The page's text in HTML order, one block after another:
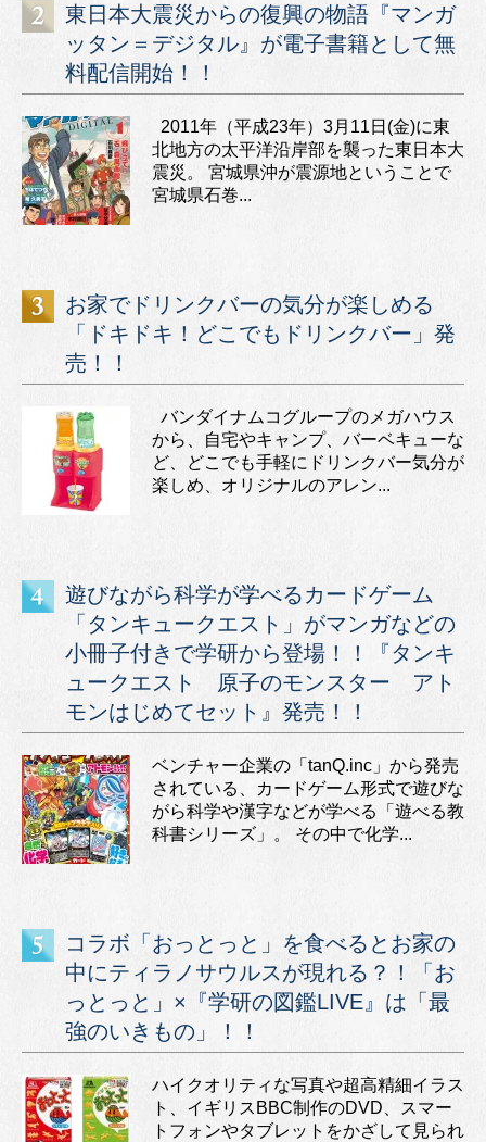
東日本大震災からの復興の物語『マンガ
ッタン＝デジタル』が電子書籍として無
料配信開始！！
2011年（平成23年）3月11日(金)に東
北地方の太平洋沿岸部を襲った東日本大
震災。 宮城県沖が震源地ということで
宮城県石巻...
お家でドリンクバーの気分が楽しめる
「ドキドキ！どこでもドリンクバー」発
売！！
バンダイナムコグループのメガハウス
から、自宅やキャンプ、バーベキューな
ど、どこでも手軽にドリンクバー気分が
楽しめ、オリジナルのアレン...
遊びながら科学が学べるカードゲーム
「タンキュークエスト」がマンガなどの
小冊子付きで学研から登場！！『タンキ
ュークエスト 原子のモンスター アト
モンはじめてセット』発売！！
ベンチャー企業の「tanQ.inc」から発売
されている、カードゲーム形式で遊びな
がら科学や漢字などが学べる「遊べる教
科書シリーズ」。 その中で化学...
コラボ「おっとっと」を食べるとお家の
中にティラノサウルスが現れる？！「お
っとっと」×『学研の図鑑LIVE』は「最
強のいきもの」！！
ハイクオリティな写真や超高精細イラス
ト、イギリスBBC制作のDVD、スマー
トフォンやタブレットをかざして見られ